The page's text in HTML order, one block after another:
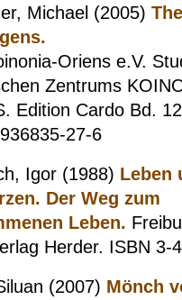
Michael (2005)
Oriens e.V.
Zentrums
Edition Cardo Bd.
27-6
Igor (1988) Leben
Der Weg zum
Leben.
Herder. ISBN 3-
(2007) Mönch